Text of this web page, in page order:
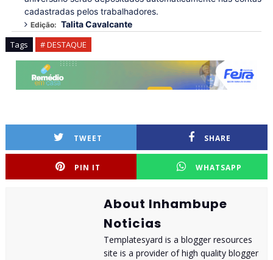
cadastradas pelos trabalhadores.
Edição: Talita Cavalcante
Tags # DESTAQUE
TWEET SHARE
PIN IT WHATSAPP
About Inhambupe
Noticias
Templatesyard is a blogger resources
site is a provider of high quality blogger